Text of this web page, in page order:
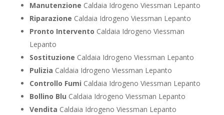
Manutenzione Caldaia Idrogeno Viessman Lepanto
Riparazione Caldaia Idrogeno Viessman Lepanto
Pronto Intervento Caldaia Idrogeno Viessman
Lepanto
Sostituzione Caldaia Idrogeno Viessman Lepanto
Pulizia Caldaia Idrogeno Viessman Lepanto
Controllo Fumi Caldaia Idrogeno Viessman Lepanto
Bollino Blu Caldaia Idrogeno Viessman Lepanto
Vendita Caldaia Idrogeno Viessman Lepanto